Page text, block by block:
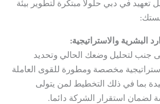
تعهيد في دبي حلولا مبتكرة لتطوير بيئة
البشرية والاستراتيجية:
جنب لتحليل وضعك الحالي وتحديد
مخصصة ومطورة للقوى العاملة
بما في ذلك التخطيط لمن يتولى
لضمان استقرار الشركة دائما.